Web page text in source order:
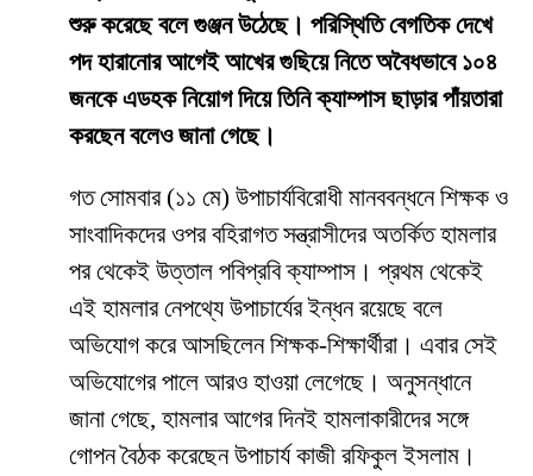
শুরু করেছে বলে গুঞ্জন উঠেছে। পরিস্থিতি বেগতিক দেখে
পদ হারানোর আগেই আখের গুছিয়ে নিতে অবৈধভাবে ১০৪
জনকে এডহক নিয়োগ দিয়ে তিনি ক্যাম্পাস ছাড়ার পাঁয়তারা
করছেন বলেও জানা গেছে।
​গত সোমবার (১১ মে) উপাচার্যবিরোধী মানববন্ধনে শিক্ষক ও
সাংবাদিকদের ওপর বহিরাগত সন্ত্রাসীদের অতর্কিত হামলার
পর থেকেই উত্তাল পবিপ্রবি ক্যাম্পাস। প্রথম থেকেই
এই হামলার নেপথ্যে উপাচার্যের ইন্ধন রয়েছে বলে
অভিযোগ করে আসছিলেন শিক্ষক-শিক্ষার্থীরা। এবার সেই
অভিযোগের পালে আরও হাওয়া লেগেছে। অনুসন্ধানে
জানা গেছে, হামলার আগের দিনই হামলাকারীদের সঙ্গে
গোপন বৈঠক করেছেন উপাচার্য কাজী রফিকুল ইসলাম।